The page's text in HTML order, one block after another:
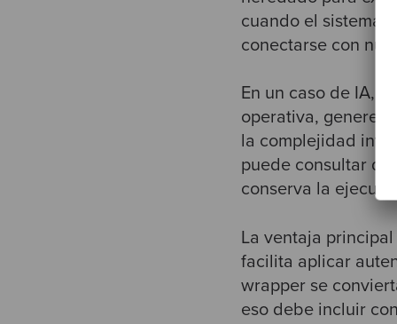
cuando el sistema
conectarse con
En un caso de IA,
operativa, genere
la complejidad
puede consultar
conserva la
La ventaja
facilita aplicar
wrapper se
eso debe incluir